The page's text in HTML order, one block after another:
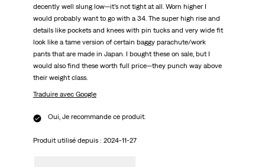
decently well slung low—it’s not tight at all. Worn higher I
would probably want to go with a 34. The super high rise and
details like pockets and knees with pin tucks and very wide fit
look like a tame version of certain baggy parachute/work
pants that are made in Japan. I bought these on sale, but I
would also find these worth full price—they punch way above
their weight class.
Traduire avec Google
Oui, Je recommande ce produit.
Produit utilisé depuis : 2024-11-27